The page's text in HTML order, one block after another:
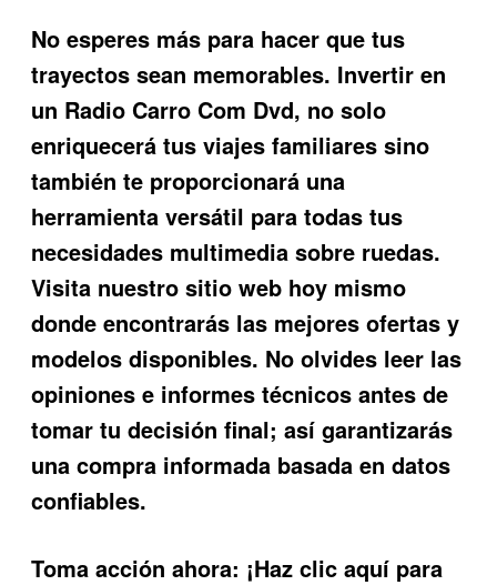
No esperes más para hacer que tus
trayectos sean memorables. Invertir en
un Radio Carro Com Dvd, no solo
enriquecerá tus viajes familiares sino
también te proporcionará una
herramienta versátil para todas tus
necesidades multimedia sobre ruedas.
Visita nuestro sitio web hoy mismo
donde encontrarás las mejores ofertas y
modelos disponibles. No olvides leer las
opiniones e informes técnicos antes de
tomar tu decisión final; así garantizarás
una compra informada basada en datos
confiables.
Toma acción ahora: ¡Haz clic aquí para